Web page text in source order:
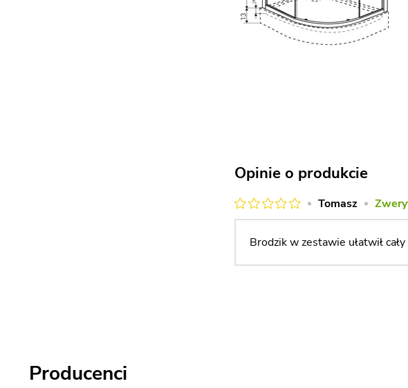
Opinie o produkcie
Brodzik w zestawie ułatwił
Tomasz
Producenci